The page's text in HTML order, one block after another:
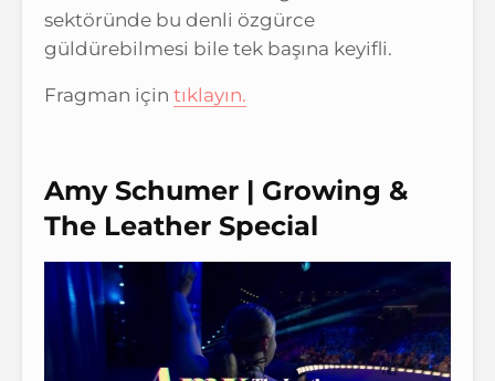
sektöründe bu denli özgürce
güldürebilmesi bile tek başına keyifli.
Fragman için tıklayın.
Amy Schumer | Growing &
The Leather Special